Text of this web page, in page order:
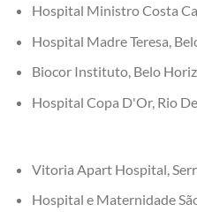
Hospital Ministro Costa
Hospital Madre Teresa,
Biocor Instituto, Belo
Hospital Copa D'Or, Rio
Vitoria Apart Hospital,
Hospital e Maternidade